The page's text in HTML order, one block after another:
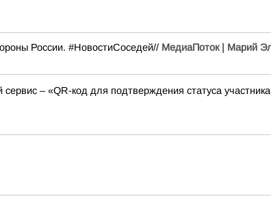
России. #НовостиСоседей// МедиаПоток | Марий
– «QR-код для подтверждения статуса